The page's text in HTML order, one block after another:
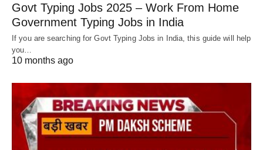
Govt Typing Jobs 2025 – Work From Home
Government Typing Jobs in India
If you are searching for Govt Typing Jobs in India, this guide will help
you…
10 months ago